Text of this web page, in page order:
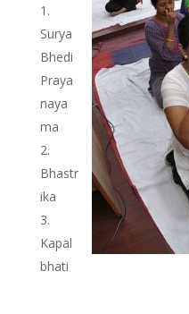
Surya
Bhedi
Praya
naya
ma
Bhastr
ika
Kapal
bhati